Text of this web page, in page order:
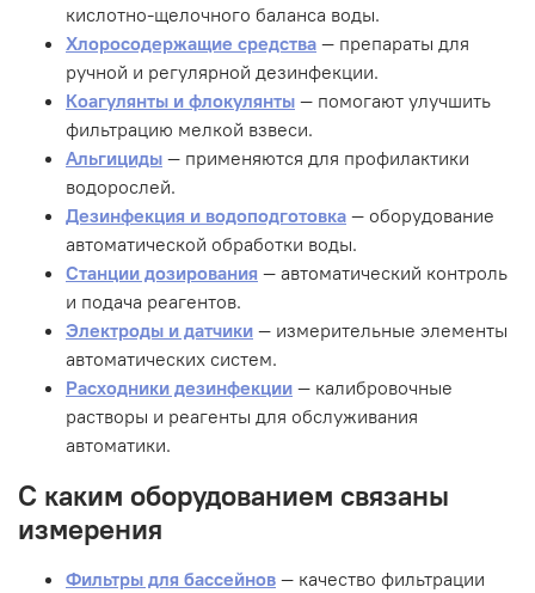
кислотно-щелочного баланса воды.
Хлоросодержащие средства — препараты для
ручной и регулярной дезинфекции.
Коагулянты и флокулянты — помогают улучшить
фильтрацию мелкой взвеси.
Альгициды — применяются для профилактики
водорослей.
Дезинфекция и водоподготовка — оборудование
автоматической обработки воды.
Станции дозирования — автоматический контроль
и подача реагентов.
Электроды и датчики — измерительные элементы
автоматических систем.
Расходники дезинфекции — калибровочные
растворы и реагенты для обслуживания
автоматики.
С каким оборудованием связаны
измерения
Фильтры для бассейнов — качество фильтрации